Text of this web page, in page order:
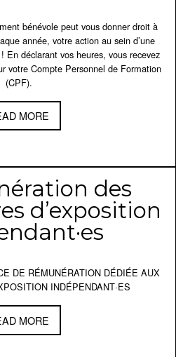
bénévole peut vous donner droit à
année, votre action au sein d’une
En déclarant vos heures, vous recevez
votre Compte Personnel de Formation
(CPF).
MORE
des
d’exposition
DE RÉMUNÉRATION DÉDIÉE AUX
INDÉPENDANT·ES
MORE